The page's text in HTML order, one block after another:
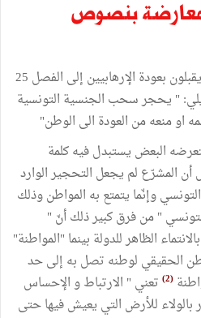
بنصوص
يستند بعض رجال القانون ممن يقبلون بعودة الإرهابيين إلى الفصل 25
" يحجر سحب الجنسية التونسية
او منعه من العودة الى الوطن"
البعض يستبدل فيه كلمة
المشرّع لم يجعل التحجير الوارد
به التونسي وإنّما يتمتع به المواطن وذلك
" من فرق كبير ذلك أنّ "
الظاهر للدولة بينما "المواطنة"
الحقيقي لوطنه تصل به إلى حد
(2)
تعني " الارتباط و الإحساس
بالولاء للأرض التي يعيش فيها حتى